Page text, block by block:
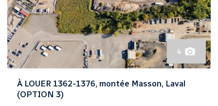
4
À LOUER 1362-1376, montée Masson, Laval
(OPTION 3)